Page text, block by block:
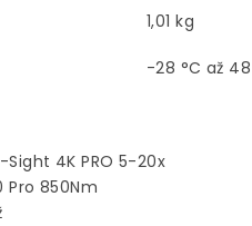
1,01 kg
-28 °C až
4K PRO 5-20x
Pro 850Nm